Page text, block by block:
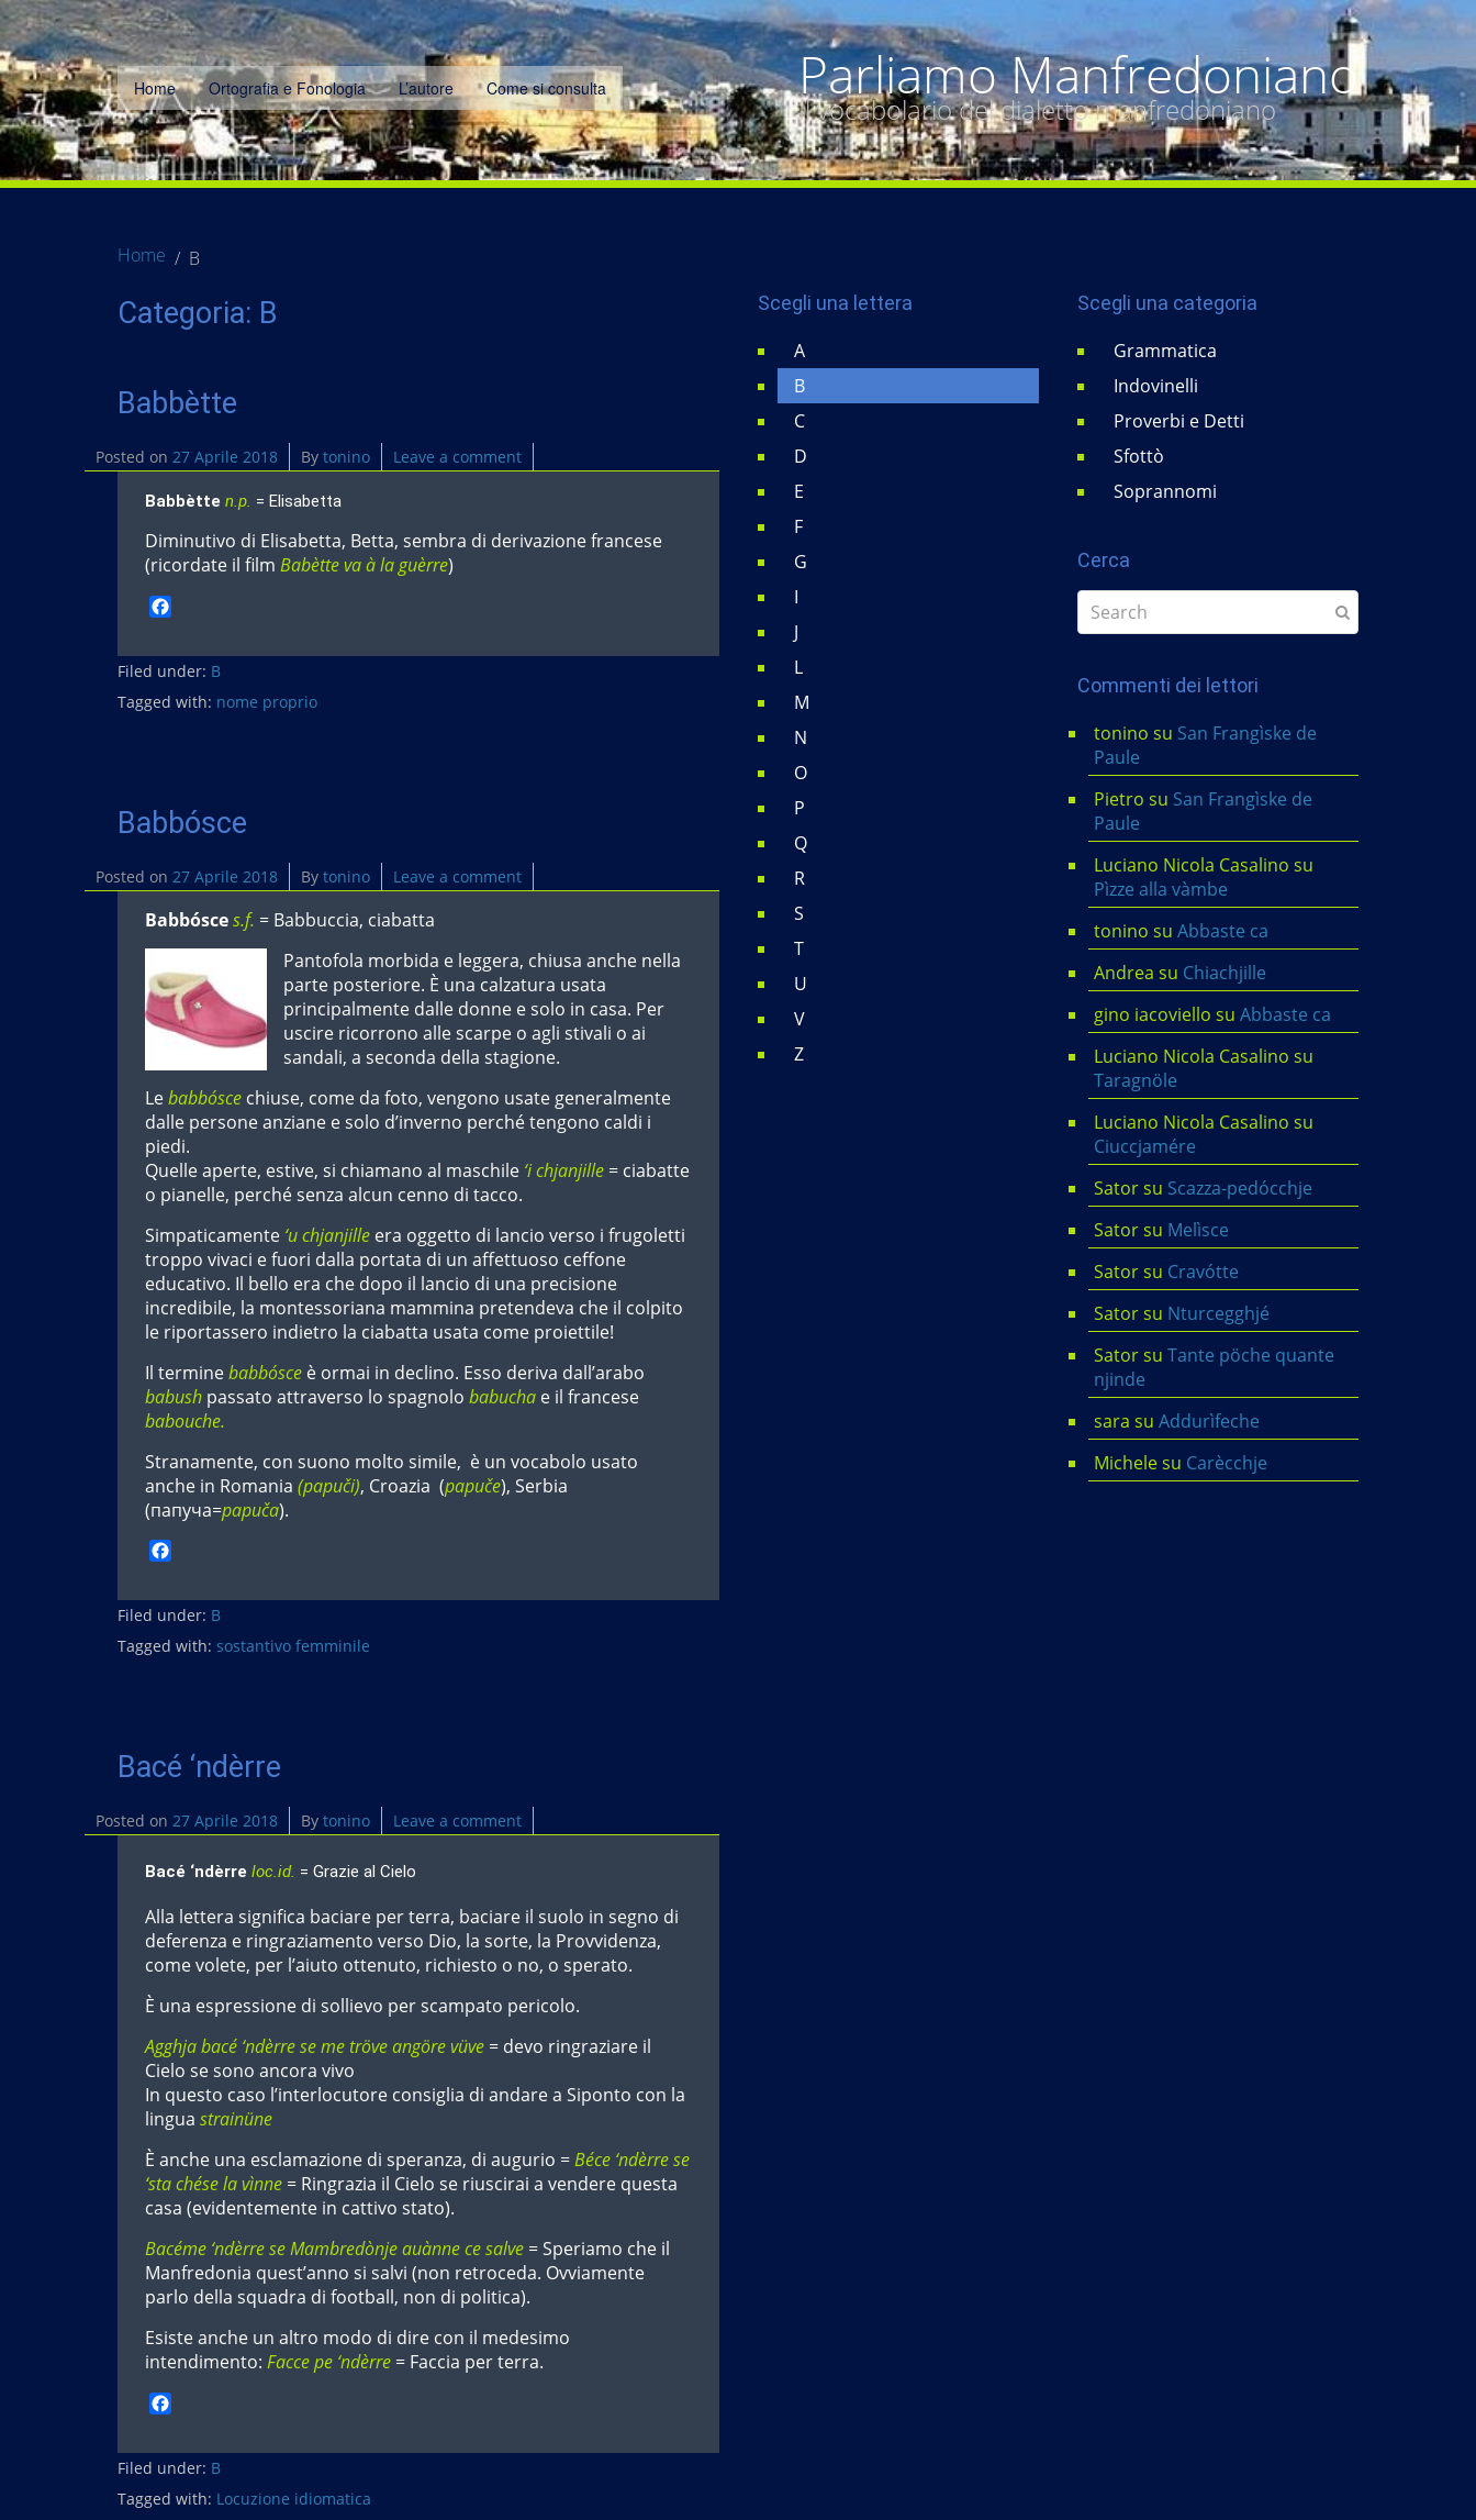
Parliamo Manfredoniano
Il vocabolario del dialetto manfredoniano
Home Ortografia e Fonologia L’autore Come si consulta
Home B
Categoria: B
Babbètte
Posted on 27 Aprile 2018 By tonino Leave a comment
Babbètte n.p. = Elisabetta
Diminutivo di Elisabetta, Betta, sembra di derivazione francese
(ricordate il film Babètte va à la guèrre)
c
e
b
Filed under: B
Tagged with: nome proprio
Babbósce
Posted on 27 Aprile 2018 By tonino Leave a comment
Babbósces.f. = Babbuccia, ciabatta
Pantofola morbida e leggera, chiusa anche nella
parte posteriore. È una calzatura usata
principalmente dalle donne e solo in casa. Per
uscire ricorrono alle scarpe o agli stivali o ai
sandali, a seconda della stagione.
Lebabbósce chiuse, come da foto, vengono usate generalmente
dalle persone anziane e solo d’inverno perché tengono caldi i
piedi.
Quelle aperte, estive, si chiamano al maschile ‘i chjanjille = ciabatte
o pianelle, perché senza alcun cenno di tacco.
Simpaticamente ‘u chjanjille era oggetto di lancio verso i frugoletti
troppo vivaci e fuori dalla portata di un affettuoso ceffone
educativo. Il bello era che dopo il lancio di una precisione
incredibile, la montessoriana mammina pretendeva che il colpito
le riportassero indietro la ciabatta usata come proiettile!
Il terminebabbósce è ormai in declino. Esso deriva dall’arabo
babush passato attraverso lo spagnolo babucha e il francese
babouche.
Stranamente, con suono molto simile, è un vocabolo usato
anche in Romania (papuči), Croazia (papuče), Serbia
(папучa=papuča).
c
e
b
Filed under: B
Tagged with: sostantivo femminile
Bacé ‘ndèrre
Posted on 27 Aprile 2018 By tonino Leave a comment
Bacé ‘ndèrre loc.id. = Grazie al Cielo
Alla lettera significa baciare per terra, baciare il suolo in segno di
deferenza e ringraziamento verso Dio, la sorte, la Provvidenza,
come volete, per l’aiuto ottenuto, richiesto o no, o sperato.
È una espressione di sollievo per scampato pericolo.
Agghja bacé ‘ndèrre se me tröve angöre vüve = devo ringraziare il
Cielo se sono ancora vivo
In questo caso l’interlocutore consiglia di andare a Siponto con la
lingua strainüne
È anche una esclamazione di speranza, di augurio =Béce ‘ndèrre se
‘sta chése la vìnne = Ringrazia il Cielo se riuscirai a vendere questa
casa (evidentemente in cattivo stato).
Bacéme ‘ndèrre se Mambredònje auànne ce salve = Speriamo che il
Manfredonia quest’anno si salvi (non retroceda. Ovviamente
parlo della squadra di football, non di politica).
Esiste anche un altro modo di dire con il medesimo
intendimento: Facce pe ‘ndèrre = Faccia per terra.
c
e
b
Filed under: B
Tagged with: Locuzione idiomatica
Scegli una lettera
A
B
C
D
E
F
G
I
J
L
M
N
O
P
Q
R
S
T
U
V
Z
Scegli una categoria
Grammatica
Indovinelli
Proverbi e Detti
Sfottò
Soprannomi
Cerca
Commenti dei lettori
tonino su San Frangìske de
Paule
Pietro su San Frangìske de
Paule
Luciano Nicola Casalino su
Pìzze alla vàmbe
tonino su Abbaste ca
Andrea su Chiachjille
gino iacoviello su Abbaste ca
Luciano Nicola Casalino su
Taragnöle
Luciano Nicola Casalino su
Ciuccjamére
Satorsu Scazza-pedócchje
Satorsu Melìsce
Satorsu Cravótte
Satorsu Nturcegghjé
Satorsu Tante pöche quante
njinde
sara su Addurìfeche
Michelesu Carècchje